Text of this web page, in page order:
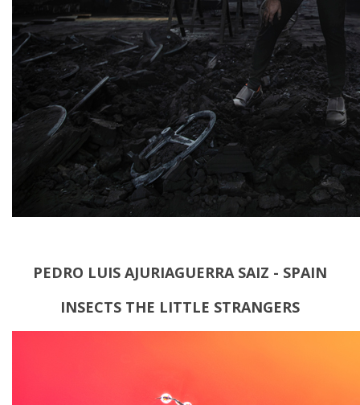
PEDRO LUIS AJURIAGUERRA SAIZ - SPAIN
INSECTS THE LITTLE STRANGERS